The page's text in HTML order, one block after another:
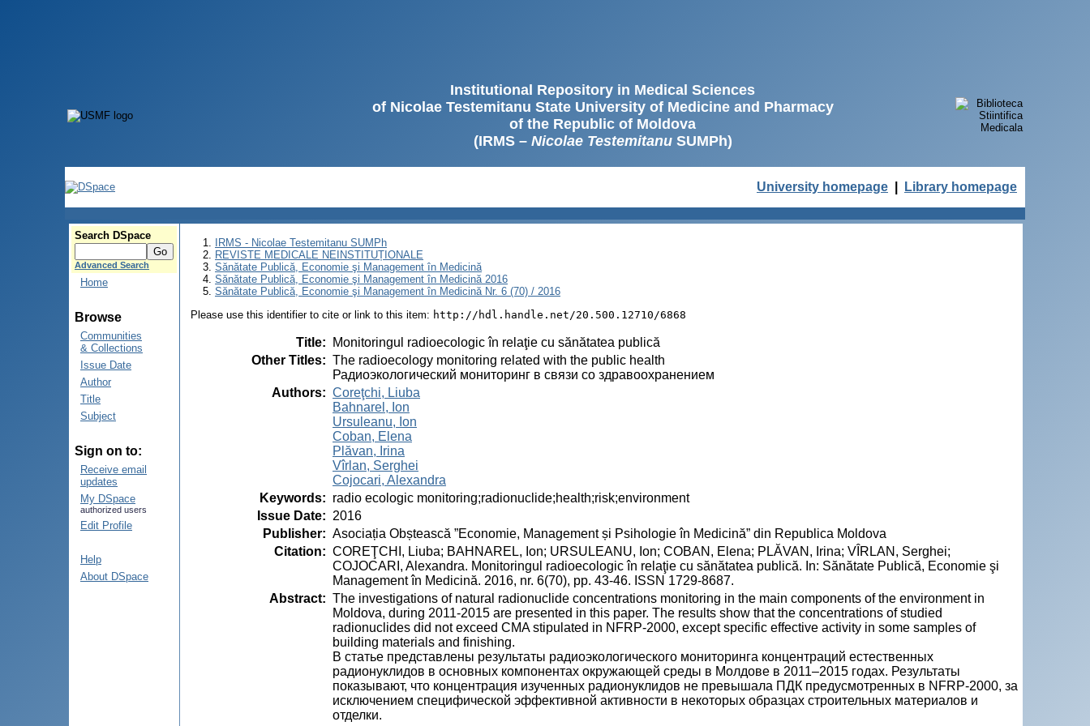
Institutional Repository in Medical Sciences
of Nicolae Testemitanu State University of Medicine and Pharmacy
of the Republic of Moldova
(IRMS – Nicolae TestemitanuSUMPh)
University homepage Library homepage
Search DSpace
Advanced Search
Home
Browse
Communities
& Collections
Issue Date
Author
Title
Subject
Sign on to:
Receive email
updates
My DSpace
authorized users
Edit Profile
Help
About DSpace
IRMS - Nicolae Testemitanu SUMPh
REVISTE MEDICALE NEINSTITUȚIONALE
Sănătate Publică, Economie şi Management în Medicină
Sănătate Publică, Economie şi Management în Medicină 2016
Sănătate Publică, Economie şi Management în Medicină Nr. 6 (70) / 2016
Please use this identifier to cite or link to this item: http://hdl.handle.net/20.500.12710/6868
Title:
Monitoringul radioecologic în relaţie cu sănătatea publică
Other Titles: The radioecology monitoring related with the public health
Радиоэкологический мониторинг в связи со здравоохранением
Authors: Coreţchi, Liuba
Bahnarel, Ion
Ursuleanu, Ion
Coban, Elena
Plăvan, Irina
Vîrlan, Serghei
Cojocari, Alexandra
Keywords: radio ecologic monitoring;radionuclide;health;risk;environment
Issue Date: 2016
Publisher: Asociația Obștească ”Economie, Management și Psihologie în Medicină” din Republica Moldova
Citation: COREŢCHI, Liuba; BAHNAREL, Ion; URSULEANU, Ion; COBAN, Elena; PLĂVAN, Irina; VÎRLAN, Serghei;
COJOCARI, Alexandra. Monitoringul radioecologic în relaţie cu sănătatea publică. In: Sănătate Publică, Economie şi
Management în Medicină. 2016, nr. 6(70), pp. 43-46. ISSN 1729-8687.
Abstract: The investigations of natural radionuclide concentrations monitoring in the main components of the environment in
Moldova, during 2011-2015 are presented in this paper. The results show that the concentrations of studied
radionuclides did not exceed CMA stipulated in NFRP-2000, except specific effective activity in some samples of
building materials and finishing.
В статье представлены результаты радиоэкологического мониторинга концентраций естественных
радионуклидов в основных компонентах окружающей среды в Молдове в 2011–2015 годах. Результаты
показывают, что концентрация изученных радионуклидов не превышала ПДК предусмотренных в NFRP-2000, за
исключением специфической эффективной активности в некоторых образцах строительных материалов и
отделки.